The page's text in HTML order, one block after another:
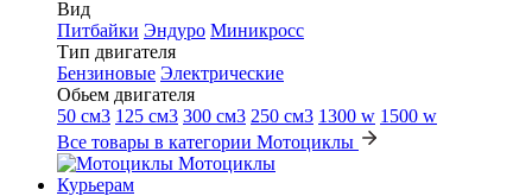
Вид
Питбайки Эндуро Миникросс
Тип двигателя
Бензиновые Электрические
Обьем двигателя
50 см3 125 см3 300 см3 250 см3 1300 w 1500 w
Все товары в категории Мотоциклы
Мотоциклы
Курьерам